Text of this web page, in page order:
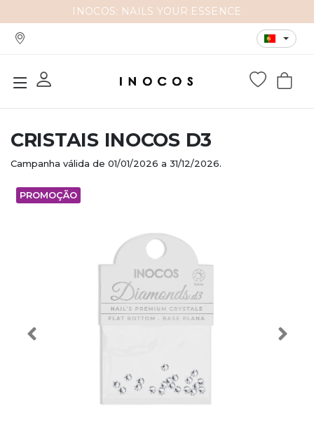
INOCOS: NAILS YOUR ESSENCE
CRISTAIS INOCOS D3
Campanha válida de 01/01/2026 a 31/12/2026.
PROMOÇÃO